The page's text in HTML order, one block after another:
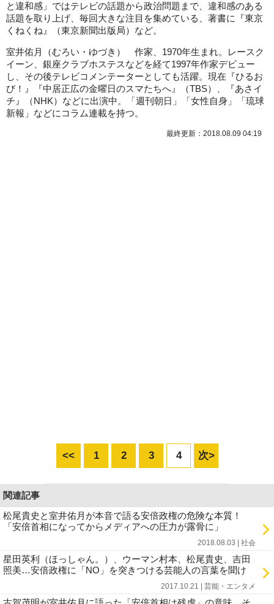
と違和感」ではテレビの話題から政治問題まで、違和感のある
話題を取り上げ、毎回大きな注目を集めている、著書に『東京
くねくね』（東京新聞出版局）など。
室井佑月（むろい・ゆづき） 作家、1970年生まれ。レースク
イーン、銀座クラブホステスなどを経て1997年作家デビュー
し、その後テレビコメンテーターとしても活躍。現在『ひるお
び！』『中居正広の金曜日のスマたちへ』（TBS）、『あさイ
チ』（NHK）などに出演中。「週刊朝日」「女性自身」「琉球
新報」などにコラム連載を持つ。
最終更新：2018.08.09 04:19
<< 1 2 3 4 次>
関連記事
松尾貴史と室井佑月が本音で語る安倍政権の危険な本質！
「安倍首相になってからメディアへの圧力が露骨に」
2018.08.03 | 社会
星田英利（ほっしゃん。）、ウーマン村本、松尾貴史、吉田
照美…安倍政権に「NO」を突きつける芸能人の言葉を聞け
2017.10.21 | 芸能・エンタメ